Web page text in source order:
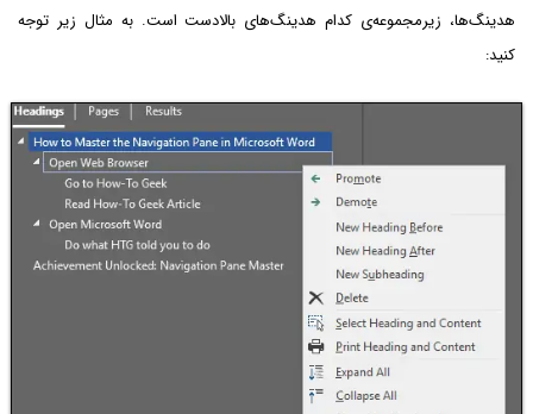
هدینگ‌ها، زیرمجموعه‌ی کدام هدینگ‌های بالادست است. به مثال زیر توجه
کنید: